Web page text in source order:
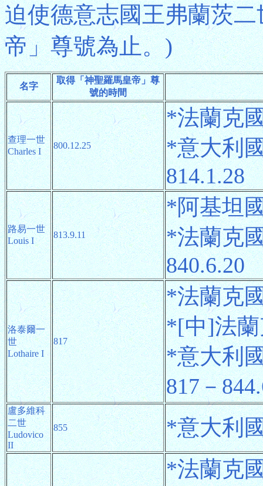
迫使德意志國王弗蘭茨
帝」尊號為止。)
名字
取得「神聖羅馬皇帝」尊
號的時間
查理一世
Charles I
800.12.25
*法蘭克
*意大利
814.1.28
路易一世
Louis I
813.9.11
*阿基坦
*法蘭克
840.6.20
洛泰爾一
世
Lothaire I
817
*法蘭克
*[中]法蘭
*意大利
817－
盧多維科
二世
Ludovico
II
855 *意大利
*法蘭克